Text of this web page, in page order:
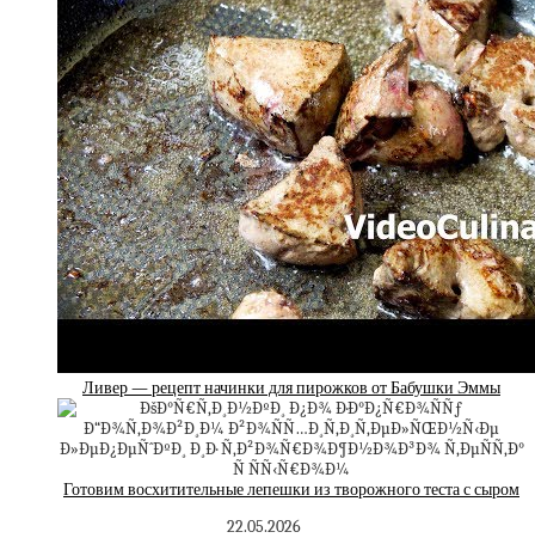
Ливер — рецепт начинки для пирожков от Бабушки Эммы
Готовим восхитительные лепешки из творожного теста с сыром
22.05.2026